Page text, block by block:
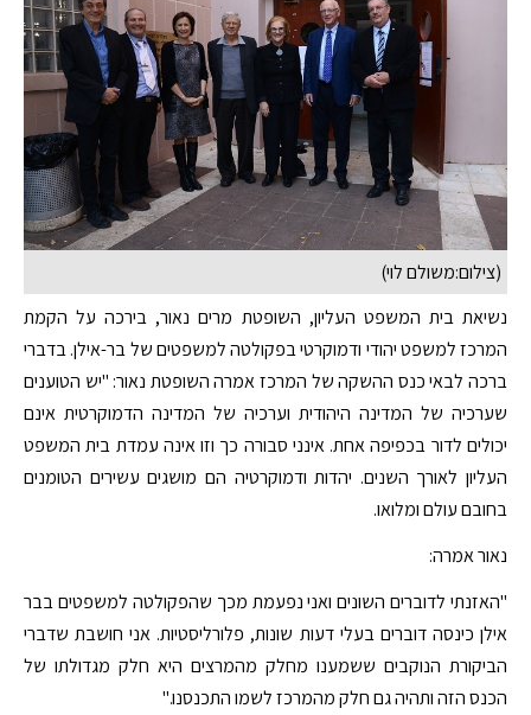
(צילום:משולם לוי)
נשיאת בית המשפט העליון, השופטת מרים נאור, בירכה על הקמת
המרכז למשפט יהודי ודמוקרטי בפקולטה למשפטים של בר-אילן. בדברי
ברכה לבאי כנס ההשקה של המרכז אמרה השופטת נאור: "יש הטוענים
שערכיה של המדינה היהודית וערכיה של המדינה הדמוקרטית אינם
יכולים לדור בכפיפה אחת. אינני סבורה כך וזו אינה עמדת בית המשפט
העליון לאורך השנים. יהדות ודמוקרטיה הם מושגים עשירים הטומנים
בחובם עולם ומלואו.
נאור אמרה:
"האזנתי לדוברים השונים ואני נפעמת מכך שהפקולטה למשפטים בבר
אילן כינסה דוברים בעלי דעות שונות, פלורליסטיות. אני חושבת שדברי
הביקורת הנוקבים ששמענו מחלק מהמרצים היא חלק מגדולתו של
הכנס הזה ותהיה גם חלק מהמרכז לשמו התכנסנו."